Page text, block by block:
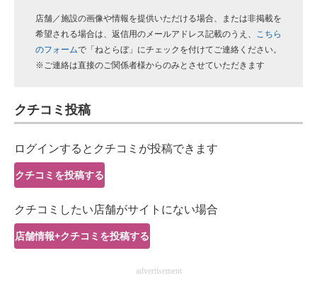
企業ITのトレンドを詳説
経営リーダーのコミュニティ
ITエンジニア向け専門サイト
企業向けIT製品の総合サイト
IT製品の技術・比較・事例
製造業のIT導入・活用を支援
エレクトロニクス専門サイト
店舗／施設の画像や情報を提供いただける場合、または非掲載を
希望される場合は、返信用のメールアドレス記載のうえ、 こちら
のフォームで「ねとらぼ」にチェックを付けてご連絡ください。
※ご連絡は直接のご関係者様からのみとさせていただきます
クチコミ投稿
ログインするとクチコミが投稿できます
クチコミを投稿する
クチコミしたい店舗がサイトにない場合
店舗情報+クチコミを投稿する
advertisement